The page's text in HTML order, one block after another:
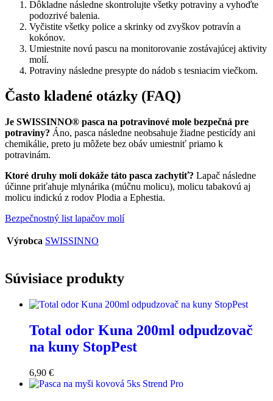
Dôkladne následne skontrolujte všetky potraviny a vyhoďte
podozrivé balenia.
Vyčistite všetky police a skrinky od zvyškov potravín a
kokónov.
Umiestnite novú pascu na monitorovanie zostávajúcej aktivity
molí.
Potraviny následne presypte do nádob s tesniacim viečkom.
Často kladené otázky (FAQ)
Je SWISSINNO® pasca na potravinové mole bezpečná pre
potraviny? Áno, pasca následne neobsahuje žiadne pesticídy ani
chemikálie, preto ju môžete bez obáv umiestniť priamo k
potravinám.
Ktoré druhy molí dokáže táto pasca zachytiť? Lapač následne
účinne priťahuje mlynárika (múčnu molicu), molicu tabakovú aj
molicu indickú z rodov Plodia a Ephestia.
Bezpečnostný list lapačov molí
Výrobca SWISSINNO
Súvisiace produkty
Total odor Kuna 200ml odpudzovač
na kuny StopPest
6,90 €